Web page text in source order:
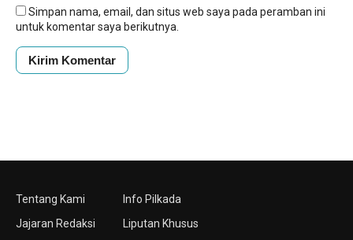
Simpan nama, email, dan situs web saya pada peramban ini
untuk komentar saya berikutnya.
Tentang Kami
Jajaran Redaksi
Info Pilkada
Liputan Khusus